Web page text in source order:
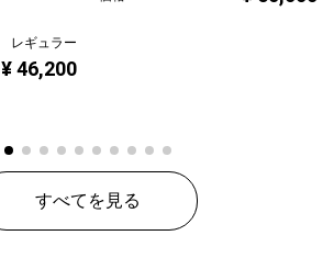
レギュラー
¥ 46,200
すべてを見る